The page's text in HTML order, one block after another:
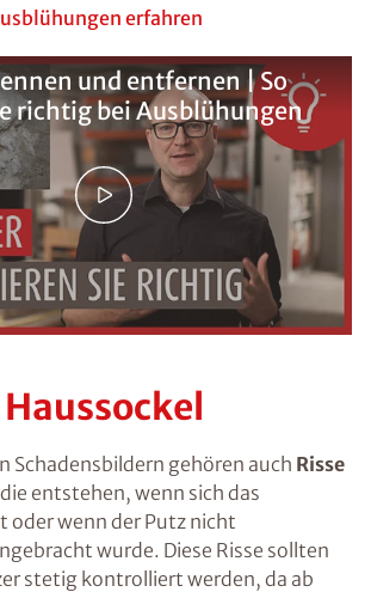
erfahren
und entfernen | So
richtig bei Ausblühungen
Schadensbildern gehören auch Risse
entstehen, wenn sich das
oder wenn der Putz nicht
wurde. Diese Risse sollten
stetig kontrolliert werden, da ab